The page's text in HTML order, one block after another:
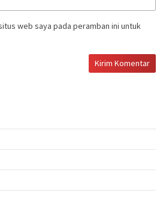
web saya pada peramban ini untuk